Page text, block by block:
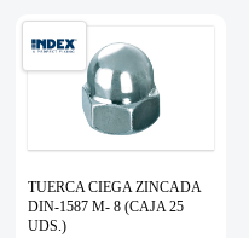
TUERCA CIEGA ZINCADA
DIN-1587 M- 8 (CAJA 25
UDS.)